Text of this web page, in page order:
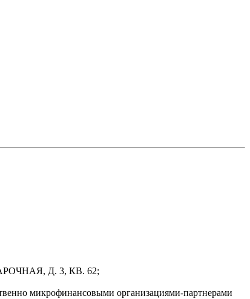
Д. 3, КВ. 62;
микрофинансовыми организациями-партнерами